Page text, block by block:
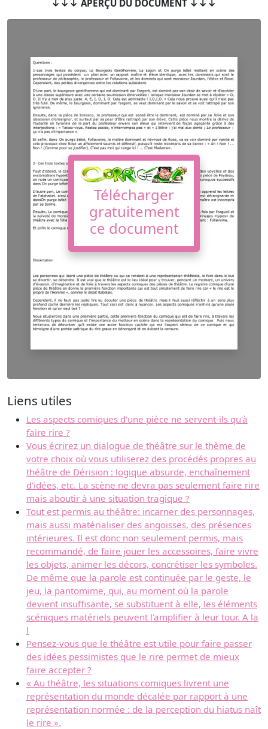
↓↓↓ APERÇU DU DOCUMENT ↓↓↓
Télécharger
gratuitement
ce document
Liens utiles
Les aspects comiques d'une pièce ne servent-ils qu'à
faire rire ?
Vous écrirez un dialogue de théâtre sur le thème de
votre choix où vous utiliserez des procédés propres au
théâtre de Dérision : logique absurde, enchaînement
d'idées, etc. La scène ne devra pas seulement faire rire
mais aboutir à une situation tragique ?
Tout est permis au théâtre: incarner des personnages,
mais aussi matérialiser des angoisses, des présences
intérieures. Il est donc non seulement permis, mais
recommandé, de faire jouer les accessoires, faire vivre
les objets, animer les décors, concrétiser les symboles.
De même que la parole est continuée par le geste, le
jeu, la pantomime, qui, au moment où la parole
devient insuffisante, se substituent à elle, les éléments
scéniques matériels peuvent l'amplifier à leur tour. A la
l
Pensez-vous que le théâtre est utile pour faire passer
des idées pessimistes que le rire permet de mieux
faire accepter ?
« Au théâtre, les situations comiques livrent une
représentation du monde décalée par rapport à une
représentation normée : de la perception du hiatus naît
le rire ».